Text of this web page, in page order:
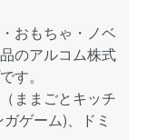
おもちゃ・ノベ
のアルコム株式
す。
ままごとキッチ
ゲーム)、ドミ